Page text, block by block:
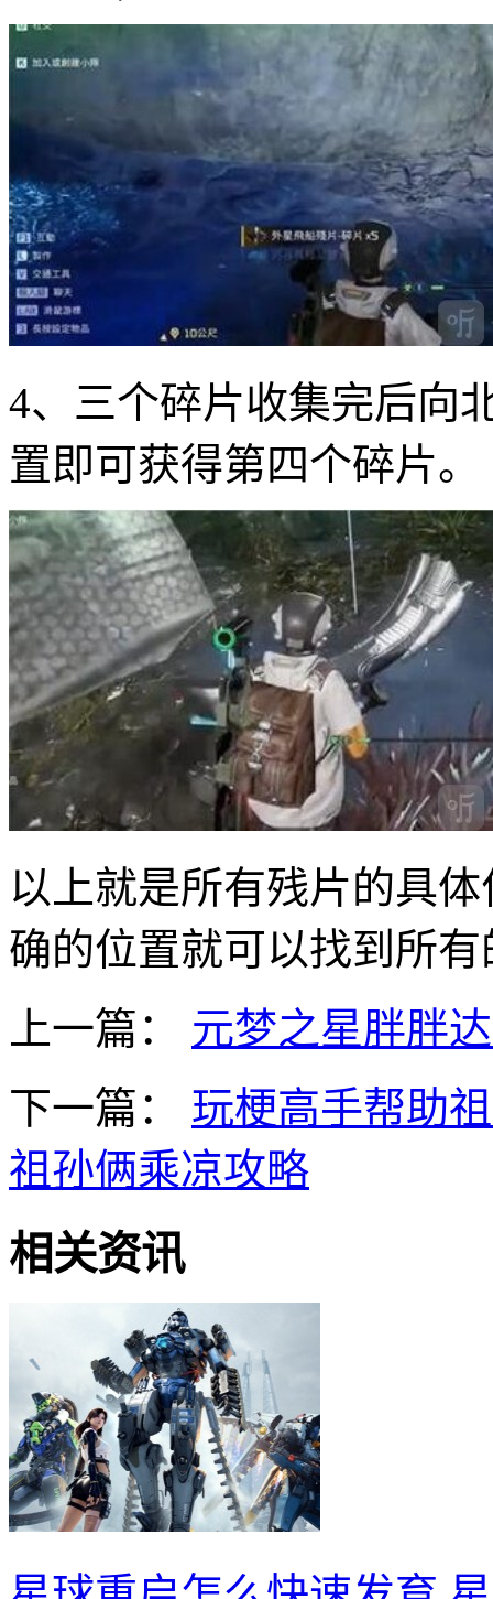
4、三个碎片收集完后向
置即可获得第四个碎片。
以上就是所有残片的具
确的位置就可以找到所
上一篇：
元梦之星胖胖
下一篇：
玩梗高手帮助
祖孙俩乘凉攻略
相关资讯